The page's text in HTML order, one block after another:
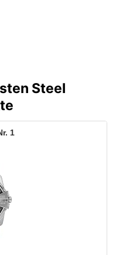
Steel
1